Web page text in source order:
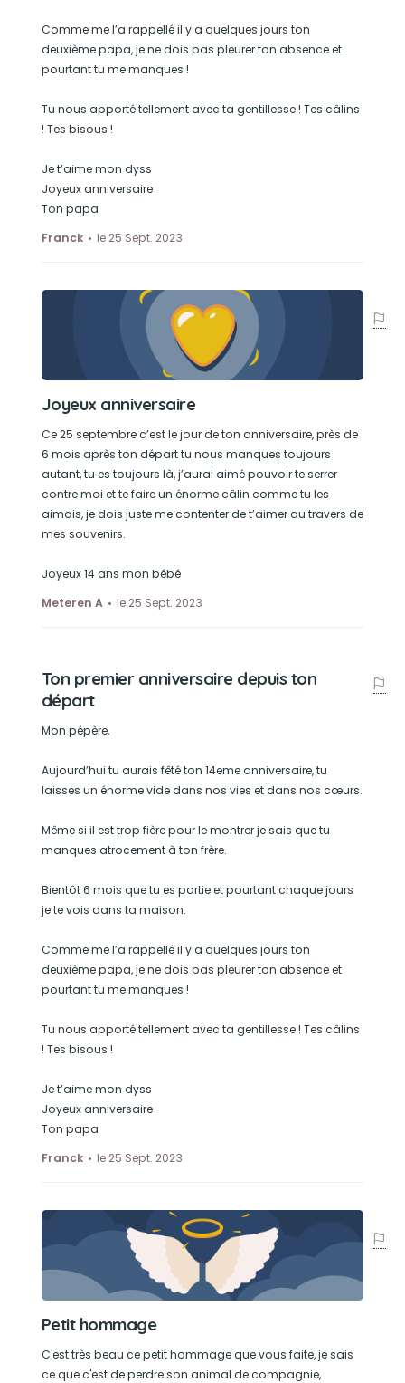
Comme me l’a rappellé il y a quelques jours ton
deuxième papa, je ne dois pas pleurer ton absence et
pourtant tu me manques !
Tu nous apporté tellement avec ta gentillesse ! Tes câlins
! Tes bisous !
Je t’aime mon dyss
Joyeux anniversaire
Ton papa
Franck
le 25 Sept. 2023
Joyeux anniversaire
Ce 25 septembre c’est le jour de ton anniversaire, près de
6 mois après ton départ tu nous manques toujours
autant, tu es toujours là, j’aurai aimé pouvoir te serrer
contre moi et te faire un énorme câlin comme tu les
aimais, je dois juste me contenter de t’aimer au travers de
mes souvenirs.
Joyeux 14 ans mon bébé
Meteren A
le 25 Sept. 2023
Ton premier anniversaire depuis ton
départ
Mon pépère,
Aujourd’hui tu aurais fêté ton 14eme anniversaire, tu
laisses un énorme vide dans nos vies et dans nos cœurs.
Même si il est trop fière pour le montrer je sais que tu
manques atrocement à ton frère.
Bientôt 6 mois que tu es partie et pourtant chaque jours
je te vois dans ta maison.
Comme me l’a rappellé il y a quelques jours ton
deuxième papa, je ne dois pas pleurer ton absence et
pourtant tu me manques !
Tu nous apporté tellement avec ta gentillesse ! Tes câlins
! Tes bisous !
Je t’aime mon dyss
Joyeux anniversaire
Ton papa
Franck
le 25 Sept. 2023
Petit hommage
C'est très beau ce petit hommage que vous faite, je sais
ce que c'est de perdre son animal de compagnie,